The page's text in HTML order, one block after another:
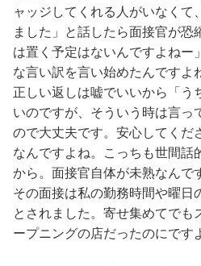
ャッジしてくれる人がいなくて
ました」と話したら面接官が恐
は置く予定はないんですよねー
な言い訳を言い始めたんですよ
正しい返しは嘘でいいから「う
いのですが、そういう時は言っ
ので大丈夫です。安心してくだ
なんですよね。こっちも世間話
から。面接官自体が未熟なんで
その面接は私の勤務時間や曜日
とされました。寄せ集めてでも
ープニングの店だったのにです